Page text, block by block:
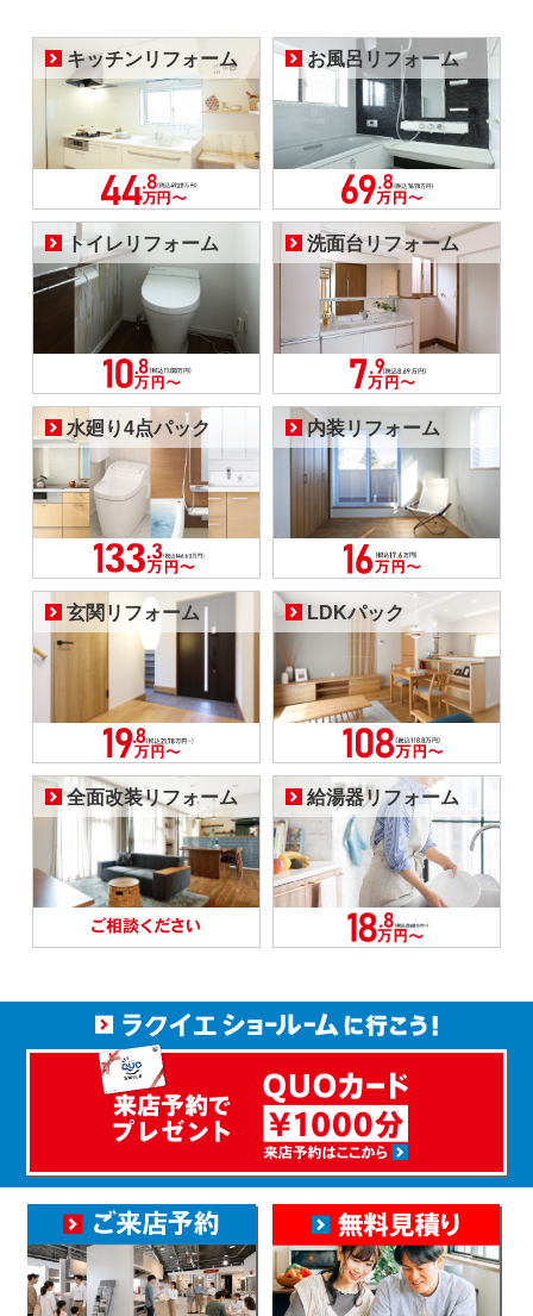
キッチンリフォーム お風呂リフォーム
トイレリフォーム 洗面台リフォーム
水廻り4点パック 内装リフォーム
玄関リフォーム LDKパック
全面改装リフォーム 給湯器リフォーム